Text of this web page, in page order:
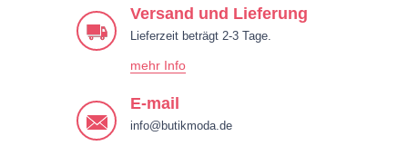
Versand und Lieferung
Lieferzeit beträgt 2-3 Tage.
mehr Info
E-mail
info@butikmoda.de